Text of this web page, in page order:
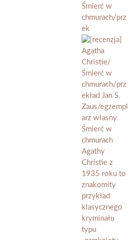
Śmierć w
chmurach/prz
ek